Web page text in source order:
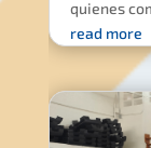
quienes
read more